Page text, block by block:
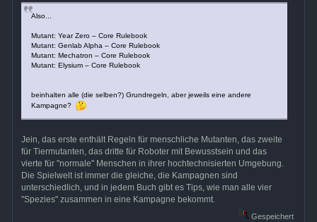
Also...
Mutant: Year Zero – Core Rulebook
Mutant: Genlab Alpha – Core Rulebook
Mutant: Mechatron – Core Rulebook
Mutant: Elysium – Core Rulebook
beinhalten alle (die selben?) Grundregeln, aber jeweils eine andere
Kampagne?
Jein, das erste enthält Regeln für menschliche Mutanten, das zweite
für Tiermutanten, das dritte für Roboter mit Bewusstsein und das
vierte für "normale" Menschen in ihrer hochtechnisierten Umgebung.
Die Spielwelt ist immer die gleiche, die Kampagnen sind
unterschiedlich, und in jedem Buch gibt es Tips, wie man alle vier
"Spezies" zusammen in eine Kampagne bekommt.
Gespeichert